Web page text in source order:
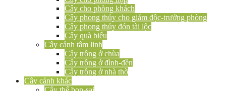
Cây cho phòng khách
Cây phong thủy cho giám độc-trưởng phòng
Cây phong thủy đón tài lộc
Cây quà biếu
Cây cảnh tâm linh
Cây trồng ở chùa
Cây trồng ở đình-đền
Cây trồng ở nhà thờ
Cây cảnh khác